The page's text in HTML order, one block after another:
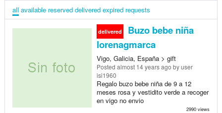
all available reserved delivered expired requests
delivered
Buzo bebe niña
lorenagmarca
Vigo, Galicia, España > gift
Posted almost 14 years ago by user
isi1960
Regalo buzo bebe niña de 9 a 12
meses rosa y vestidito verde a recoger
en vigo no envio
2990 views